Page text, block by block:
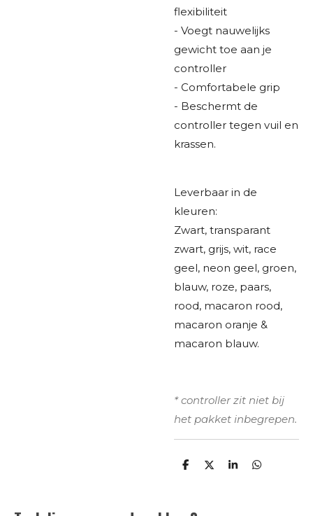
flexibiliteit
- Voegt nauwelijks
gewicht toe aan je
controller
- Comfortabele grip
- Beschermt de
controller tegen vuil en
krassen.
Leverbaar in de
kleuren:
Zwart, transparant
zwart, grijs, wit, race
geel, neon geel, groen,
blauw, roze, paars,
rood, macaron rood,
macaron oranje &
macaron blauw.
* controller zit niet bij
het pakket inbegrepen.
D
D
S
D